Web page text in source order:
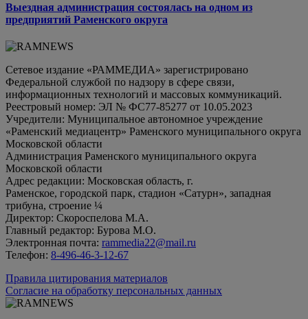
Выездная администрация состоялась на одном из
предприятий Раменского округа
Сетевое издание «РАММЕДИА» зарегистрировано
Федеральной службой по надзору в сфере связи,
информационных технологий и массовых коммуникаций.
Реестровый номер: ЭЛ № ФС77-85277 от 10.05.2023
Учредители: Муниципальное автономное учреждение
«Раменский медиацентр» Раменского муниципального округа
Московской области
Администрация Раменского муниципального округа
Московской области
Адрес редакции: Московская область, г.
Раменское, городской парк, стадион «Сатурн», западная
трибуна, строение ¼
Директор: Скороспелова М.А.
Главный редактор: Бурова М.О.
Электронная почта: rammedia22@mail.ru
Телефон: 8-496-46-3-12-67
Правила цитирования материалов
Согласие на обработку персональных данных